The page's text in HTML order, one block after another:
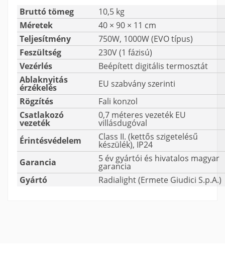
Bruttó tömeg
10,5 kg
Méretek
40 × 90 × 11 cm
Teljesítmény
750W, 1000W (EVO típus)
Feszültség
230V (1 fázisú)
Vezérlés
Beépített digitális termosztát
Ablaknyitás
érzékelés
EU szabvány szerinti
Rögzítés
Fali konzol
Csatlakozó
vezeték
0,7 méteres vezeték EU
villásdugóval
Érintésvédelem
Class II. (kettős szigetelésű
készülék), IP24
Garancia
5 év gyártói és hivatalos magyar
garancia
Gyártó
Radialight (Ermete Giudici S.p.A.)